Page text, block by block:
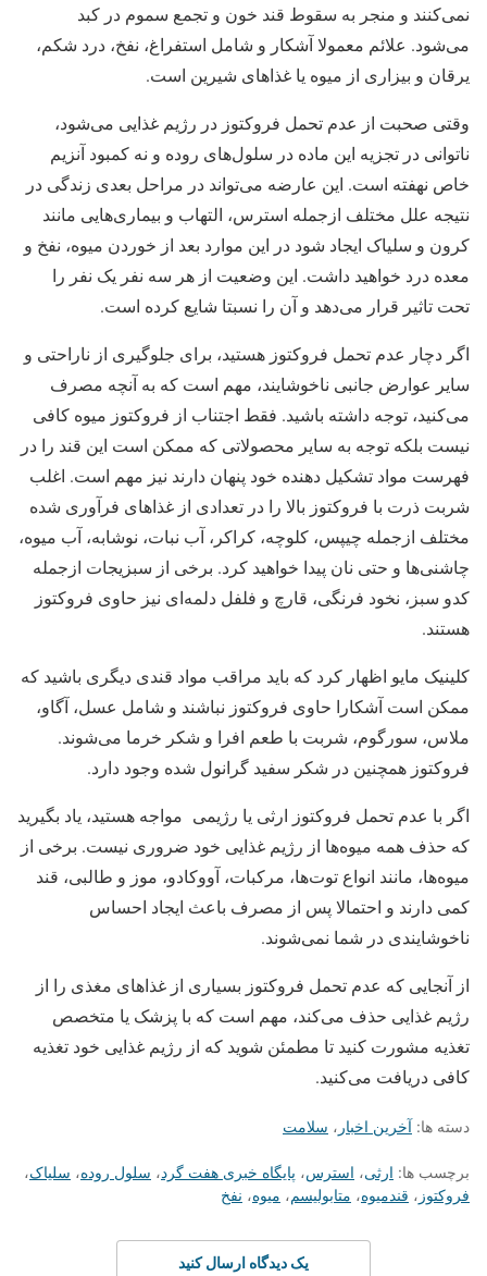
نمی‌کنند و منجر به سقوط قند خون و تجمع سموم در کبد
می‌شود. علائم معمولا آشکار و شامل استفراغ، نفخ، درد شکم،
یرقان و بیزاری از میوه یا غذاهای شیرین است.
وقتی صحبت از عدم تحمل فروکتوز در رژیم غذایی می‌شود،
ناتوانی در تجزیه این ماده در سلول‌های روده و نه کمبود آنزیم
خاص نهفته است. این عارضه می‌تواند در مراحل بعدی زندگی در
نتیجه علل مختلف ازجمله استرس، التهاب و بیماری‌هایی مانند
کرون و سلیاک ایجاد شود در این موارد بعد از خوردن میوه، نفخ و
معده درد خواهید داشت. این وضعیت از هر سه نفر یک نفر را
تحت تاثیر قرار می‌دهد و آن را نسبتا شایع کرده است.
اگر دچار عدم تحمل فروکتوز هستید، برای جلوگیری از ناراحتی و
سایر عوارض جانبی ناخوشایند، مهم است که به آنچه مصرف
می‌کنید، توجه داشته باشید. فقط اجتناب از فروکتوز میوه کافی
نیست بلکه توجه به سایر محصولاتی که ممکن است این قند را در
فهرست مواد تشکیل دهنده خود پنهان دارند نیز مهم است. اغلب
شربت ذرت با فروکتوز بالا را در تعدادی از غذاهای فرآوری شده
مختلف ازجمله چیپس، کلوچه، کراکر، آب نبات، نوشابه، آب میوه،
چاشنی‌ها و حتی نان پیدا خواهید کرد. برخی از سبزیجات ازجمله
کدو سبز، نخود فرنگی، قارچ و فلفل دلمه‌ای نیز حاوی فروکتوز
هستند.
کلینیک مایو اظهار کرد که باید مراقب مواد قندی دیگری باشید که
ممکن است آشکارا حاوی فروکتوز نباشند و شامل عسل، آگاو،
ملاس، سورگوم، شربت با طعم افرا و شکر خرما می‌شوند.
فروکتوز همچنین در شکر سفید گرانول شده وجود دارد.
اگر با عدم تحمل فروکتوز ارثی یا رژیمی مواجه هستید، یاد بگیرید
که حذف همه میوه‌ها از رژیم غذایی خود ضروری نیست. برخی از
میوه‌ها، مانند انواع توت‌ها، مرکبات، آووکادو، موز و طالبی، قند
کمی دارند و احتمالا پس از مصرف باعث ایجاد احساس
ناخوشایندی در شما نمی‌شوند.
از آنجایی که عدم تحمل فروکتوز بسیاری از غذاهای مغذی را از
رژیم غذایی حذف می‌کند، مهم است که با پزشک یا متخصص
تغذیه مشورت کنید تا مطمئن شوید که از رژیم غذایی خود تغذیه
کافی دریافت می‌کنید.
دسته ها: آخرین اخبار ، سلامت
برچسب ها: ارثی، استرس، پایگاه خبری هفت گرد، سلول روده، سلیاک،
فروکتوز ، قندمیوه، متابولیسم، میوه، نفخ
یک دیدگاه ارسال کنید